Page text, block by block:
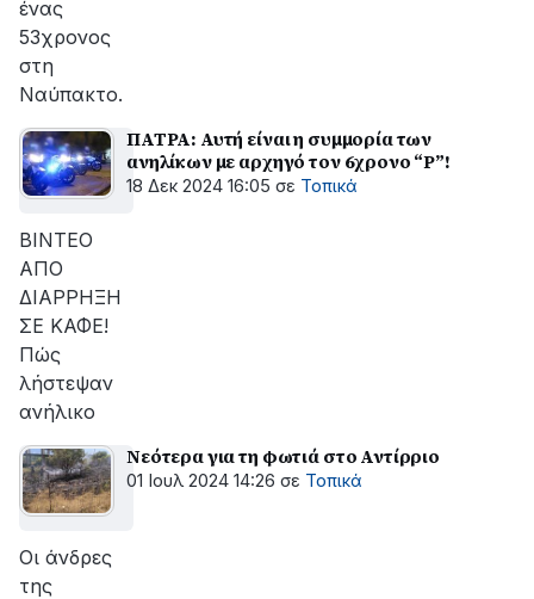
ένας
53χρονος
στη
Ναύπακτο.
ΠΑΤΡΑ: Αυτή είναι η συμμορία των
ανηλίκων με αρχηγό τον 6χρονο “Ρ”!
18 Δεκ 2024 16:05 σε Τοπικά
ΒΙΝΤΕΟ
ΑΠΟ
ΔΙΑΡΡΗΞΗ
ΣΕ ΚΑΦΕ!
Πώς
λήστεψαν
ανήλικο
Νεότερα για τη φωτιά στο Αντίρριο
01 Ιουλ 2024 14:26 σε Τοπικά
Οι άνδρες
της